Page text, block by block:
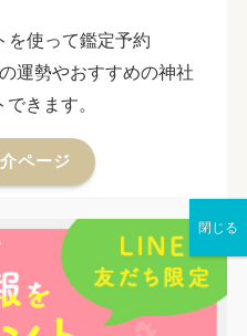
を使って鑑定予約
運勢やおすすめの神社
きます。
ページ